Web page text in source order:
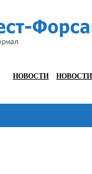
НОВОСТИ